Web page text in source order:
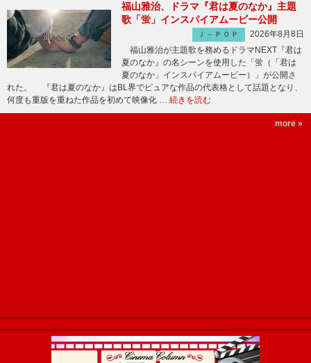
福山雅治、ドラマ『君は夏のなか』主題
歌「蛍」インスパイアムービー公開
Ｊ－ＰＯＰ
2026年8月8日
福山雅治が主題歌を務めるドラマNEXT『君は
夏のなか』の名シーンを使用した「蛍（「君は
夏のなか」インスパイアムービー）」が公開さ
れた。 『君は夏のなか』はBL界でピュアな作品の代表格として話題となり、
何度も重版を重ねた作品を初めて映像化 … 続きを読む
more »